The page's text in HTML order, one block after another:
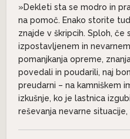
»Dekleti sta se modro in
na pomoč. Enako storite
znajde v škripcih. Sploh, če
izpostavljenem in
pomanjkanja opreme,
povedali in poudarili, naj
preudarni – na kamniškem
izkušnje, ko je lastnica
reševanja nevarne